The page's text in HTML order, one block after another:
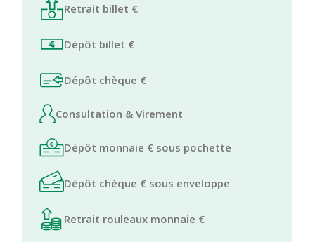
Retrait billet €
Dépôt billet €
Dépôt chèque €
Consultation & Virement
Dépôt monnaie € sous pochette
Dépôt chèque € sous enveloppe
Retrait rouleaux monnaie €